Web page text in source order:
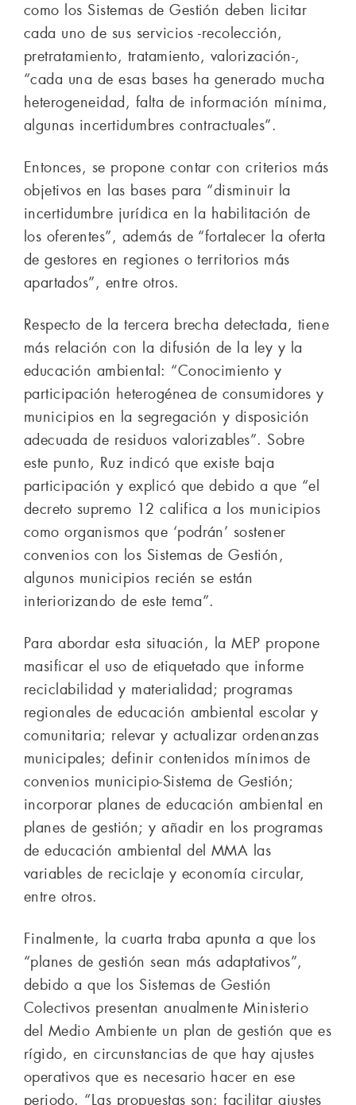
como los Sistemas de Gestión deben licitar
cada uno de sus servicios -recolección,
pretratamiento, tratamiento, valorización-,
“cada una de esas bases ha generado mucha
heterogeneidad, falta de información mínima,
algunas incertidumbres contractuales”.
Entonces, se propone contar con criterios más
objetivos en las bases para “disminuir la
incertidumbre jurídica en la habilitación de
los oferentes”, además de “fortalecer la oferta
de gestores en regiones o territorios más
apartados”, entre otros.
Respecto de la tercera brecha detectada, tiene
más relación con la difusión de la ley y la
educación ambiental: “Conocimiento y
participación heterogénea de consumidores y
municipios en la segregación y disposición
adecuada de residuos valorizables”. Sobre
este punto, Ruz indicó que existe baja
participación y explicó que debido a que “el
decreto supremo 12 califica a los municipios
como organismos que ‘podrán’ sostener
convenios con los Sistemas de Gestión,
algunos municipios recién se están
interiorizando de este tema”.
Para abordar esta situación, la MEP propone
masificar el uso de etiquetado que informe
reciclabilidad y materialidad; programas
regionales de educación ambiental escolar y
comunitaria; relevar y actualizar ordenanzas
municipales; definir contenidos mínimos de
convenios municipio-Sistema de Gestión;
incorporar planes de educación ambiental en
planes de gestión; y añadir en los programas
de educación ambiental del MMA las
variables de reciclaje y economía circular,
entre otros.
Finalmente, la cuarta traba apunta a que los
“planes de gestión sean más adaptativos”,
debido a que los Sistemas de Gestión
Colectivos presentan anualmente Ministerio
del Medio Ambiente un plan de gestión que es
rígido, en circunstancias de que hay ajustes
operativos que es necesario hacer en ese
periodo. “Las propuestas son: facilitar ajustes